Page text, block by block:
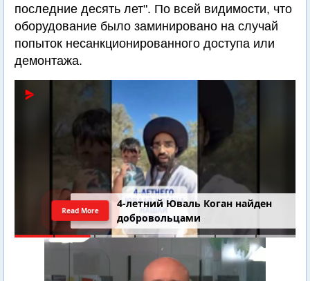
последние десять лет". По всей видимости, что
оборудование было заминировано на случай
попыток несанкционированного доступа или
демонтажа.
Последний шанс Ирана. Теракт в
Самарии // Новости Израиля.
Шарп. Финкель. Дубнов
Read More